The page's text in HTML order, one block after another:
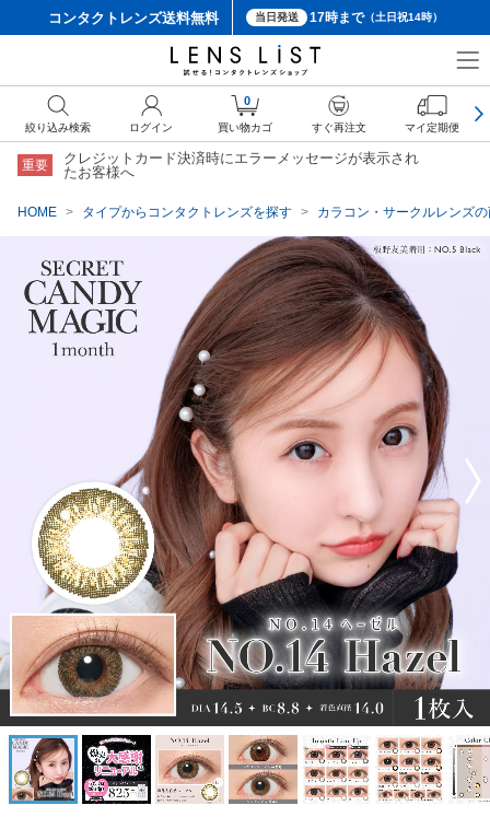
コンタクトレンズ送料無料 当日発送 17時まで（土日祝14時）
重要
クレジットカード決済時にエラーメッセージが表示され
たお客様へ
HOME タイプからコンタクトレンズを探す カラコン・サークルレンズ
絞り込み検索 ログイン
0
買い物カゴ すぐ再注文 マイ定期便
クーポン詳細